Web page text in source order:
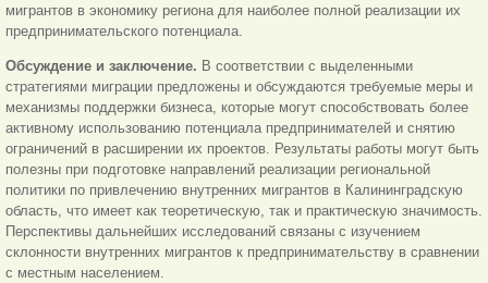
мигрантов в экономику региона для наиболее полной реализации их
предпринимательского потенциала.
Обсуждение и заключение. В соответствии с выделенными
стратегиями миграции предложены и обсуждаются требуемые меры и
механизмы поддержки бизнеса, которые могут способствовать более
активному использованию потенциала предпринимателей и снятию
ограничений в расширении их проектов. Результаты работы могут быть
полезны при подготовке направлений реализации региональной
политики по привлечению внутренних мигрантов в Калининградскую
область, что имеет как теоретическую, так и практическую значимость.
Перспективы дальнейших исследований связаны с изучением
склонности внутренних мигрантов к предпринимательству в сравнении
с местным населением.